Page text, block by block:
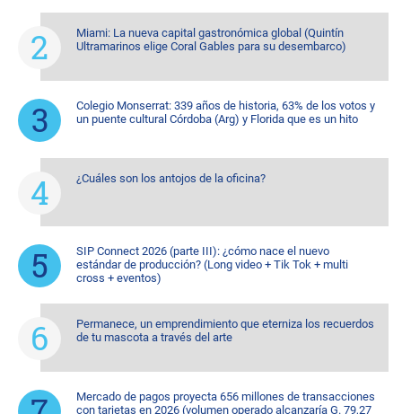
Miami: La nueva capital gastronómica global (Quintín
Ultramarinos elige Coral Gables para su desembarco)
Colegio Monserrat: 339 años de historia, 63% de los votos y
un puente cultural Córdoba (Arg) y Florida que es un hito
¿Cuáles son los antojos de la oficina?
SIP Connect 2026 (parte III): ¿cómo nace el nuevo
estándar de producción? (Long video + Tik Tok + multi
cross + eventos)
Permanece, un emprendimiento que eterniza los recuerdos
de tu mascota a través del arte
Mercado de pagos proyecta 656 millones de transacciones
con tarjetas en 2026 (volumen operado alcanzaría G. 79,27